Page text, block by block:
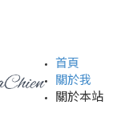
首頁
關於我
關於本站